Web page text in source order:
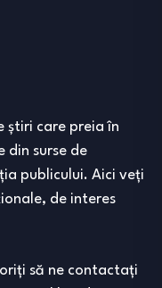
ştiri care preia în
surse de
publicului. Aici veţi
de interes
să ne contactaţi